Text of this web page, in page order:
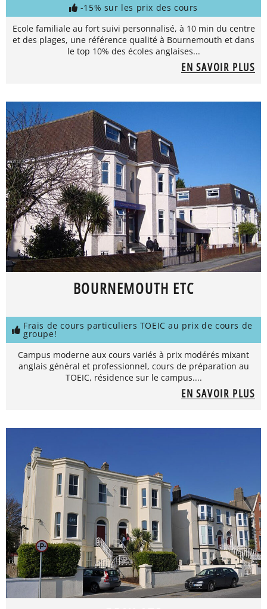
-15% sur les prix des cours
Ecole familiale au fort suivi personnalisé, à 10 min du centre
et des plages, une référence qualité à Bournemouth et dans
le top 10% des écoles anglaises...
EN SAVOIR PLUS
BOURNEMOUTH ETC
Frais de cours particuliers TOEIC au prix de cours de
groupe!
Campus moderne aux cours variés à prix modérés mixant
anglais général et professionnel, cours de préparation au
TOEIC, résidence sur le campus....
EN SAVOIR PLUS